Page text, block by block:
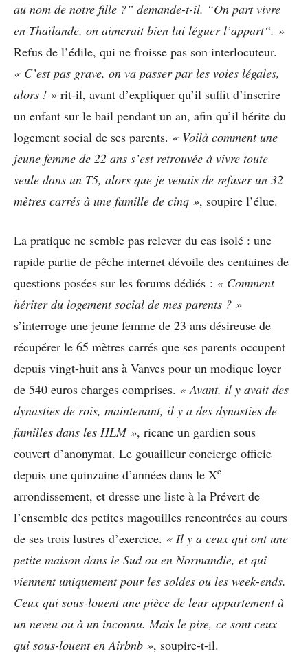
au nom de notre fille ?” demande-t-il. “On part vivre
en Thaïlande, on aimerait bien lui léguer l’appart“. »
Refus de l’édile, qui ne froisse pas son interlocuteur.
« C’est pas grave, on va passer par les voies légales,
alors ! » rit-il, avant d’expliquer qu’il suffit d’inscrire
un enfant sur le bail pendant un an, afin qu’il hérite du
logement social de ses parents. « Voilà comment une
jeune femme de 22 ans s’est retrouvée à vivre toute
seule dans un T5, alors que je venais de refuser un 32
mètres carrés à une famille de cinq », soupire l’élue.
La pratique ne semble pas relever du cas isolé : une
rapide partie de pêche internet dévoile des centaines de
questions posées sur les forums dédiés : « Comment
hériter du logement social de mes parents ? »
s’interroge une jeune femme de 23 ans désireuse de
récupérer le 65 mètres carrés que ses parents occupent
depuis vingt-huit ans à Vanves pour un modique loyer
de 540 euros charges comprises. «Avant, il y avait des
dynasties de rois, maintenant, il y a des dynasties de
familles dans les HLM», ricane un gardien sous
couvert d’anonymat. Le gouailleur concierge officie
depuis une quinzaine d’années dans le Xe
arrondissement, et dresse une liste à la Prévert de
l’ensemble des petites magouilles rencontrées au cours
de ses trois lustres d’exercice. « Il y a ceux qui ont une
petite maison dans le Sud ou en Normandie, et qui
viennent uniquement pour les soldes ou les week-ends.
Ceux qui sous-louent une pièce de leur appartementà
un neveu ou à un inconnu. Mais le pire, ce sont ceux
qui sous-louent en Airbnb », soupire-t-il.